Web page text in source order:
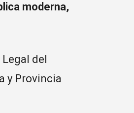
moderna,
del
y Provincia